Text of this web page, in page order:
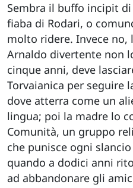
Sembra il buffo incipit
fiaba di Rodari, o
molto ridere. Invece no,
Arnaldo divertente non
cinque anni, deve
Torvaianica per seguire
dove atterra come un
lingua; poi la madre lo
Comunità, un gruppo
che punisce ogni
quando a dodici anni
ad abbandonare gli